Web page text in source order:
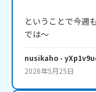
ということで今週
では～
nusikaho -
2026年5月25日